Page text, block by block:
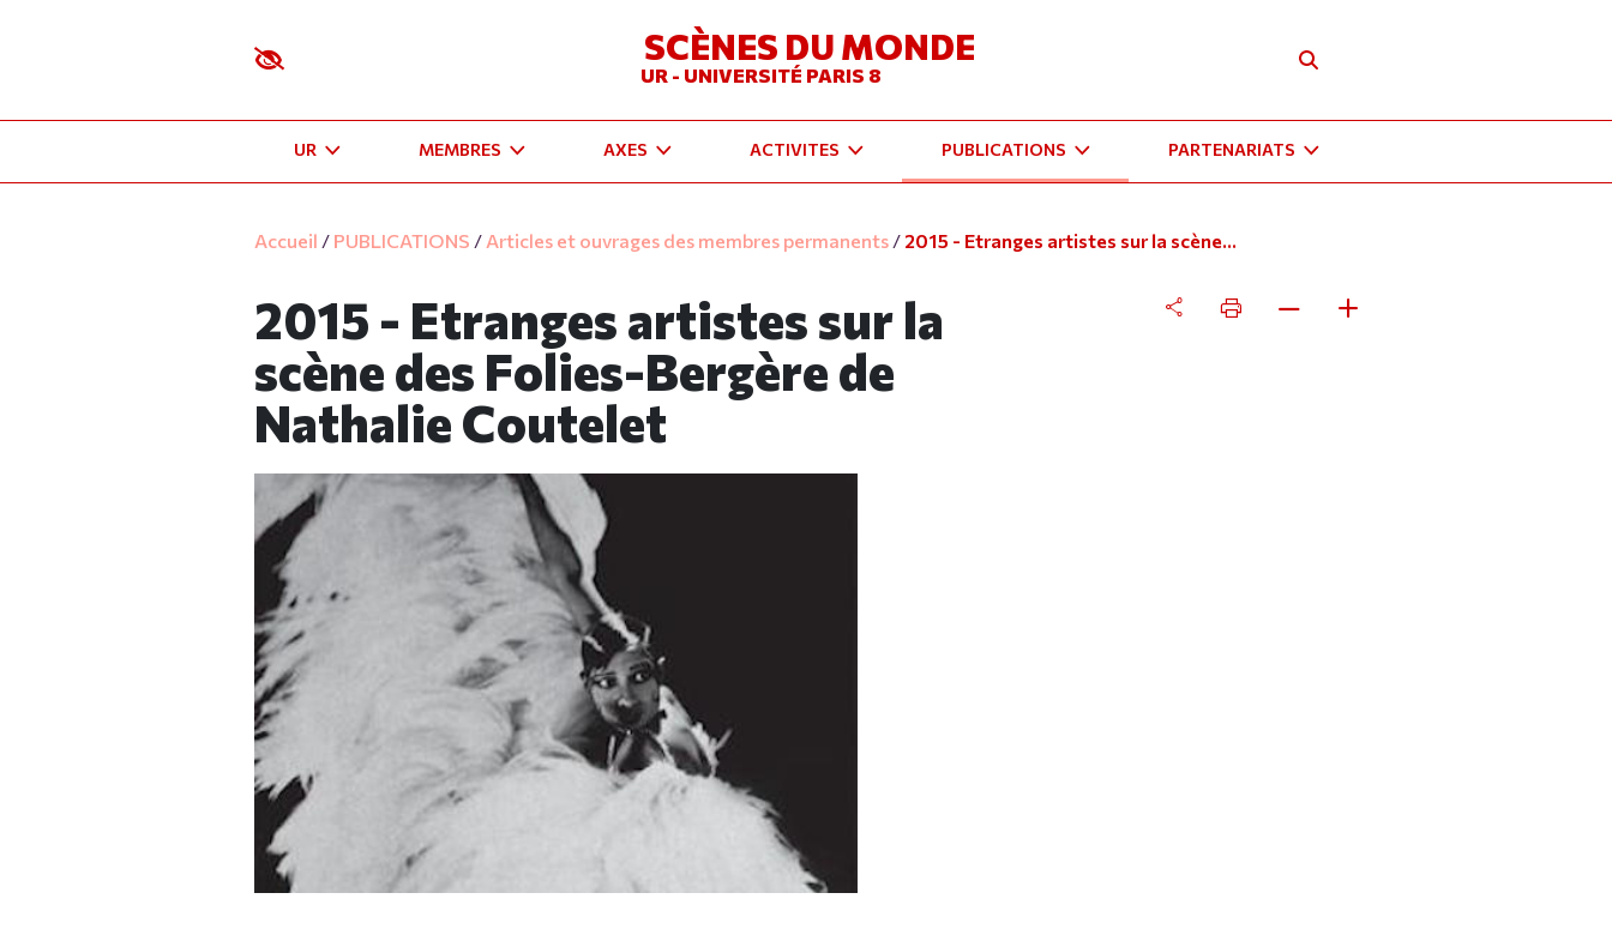
SCÈNES DU MONDE
UR - UNIVERSITÉ PARIS 8
UR MEMBRES AXES ACTIVITES PUBLICATIONS PARTENARIATS
Accueil / PUBLICATIONS / Articles et ouvrages des membres permanents / 2015 - Etranges artistes sur la scène...
2015 - Etranges artistes sur la
scène des Folies-Bergère de
Nathalie Coutelet